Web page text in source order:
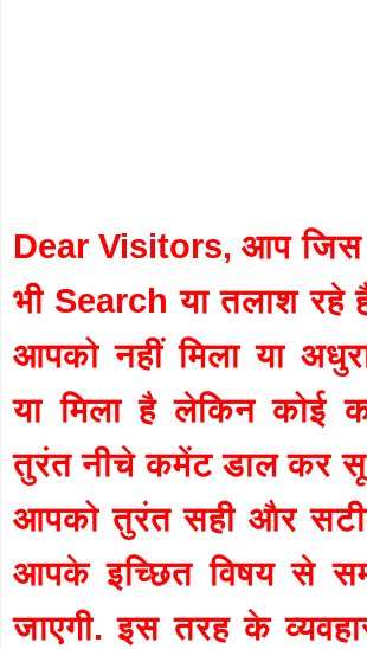
Dear Visitors, आप जिस
भी Search या तलाश रहे
आपको नहीं मिला या
या मिला है लेकिन कोई
तुरंत नीचे कमेंट डाल कर
आपको तुरंत सही और
आपके इच्छित विषय से
जाएगी. इस तरह के